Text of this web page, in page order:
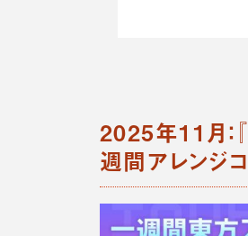
2025年11月
週間アレンジ